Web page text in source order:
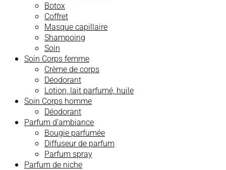
Botox
Coffret
Masque capillaire
Shampoing
Soin
Soin Corps femme
Crème de corps
Déodorant
Lotion, lait parfumé, huile
Soin Corps homme
Déodorant
Parfum d’ambiance
Bougie parfumée
Diffuseur de parfum
Parfum spray
Parfum de niche